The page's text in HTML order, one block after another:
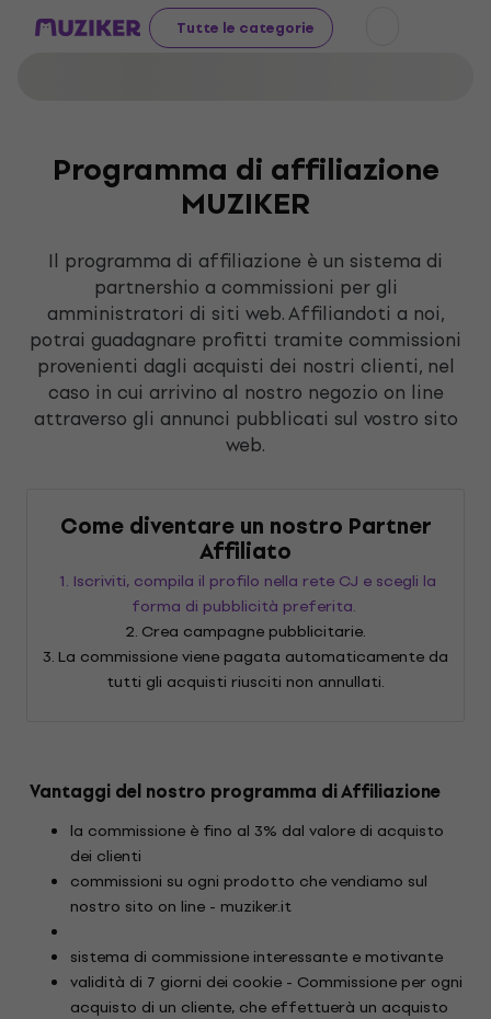
Tutte le categorie
Programma di affiliazione
MUZIKER
Il programma di affiliazione è un sistema di
partnershio a commissioni per gli
amministratori di siti web. Affiliandoti a noi,
potrai guadagnare profitti tramite commissioni
provenienti dagli acquisti dei nostri clienti, nel
caso in cui arrivino al nostro negozio on line
attraverso gli annunci pubblicati sul vostro sito
web.
Come diventare un nostro Partner
Affiliato
1. Iscriviti, compila il profilo nella rete CJ e scegli la
forma di pubblicità preferita.
2. Crea campagne pubblicitarie.
3. La commissione viene pagata automaticamente da
tutti gli acquisti riusciti non annullati.
Vantaggi del nostro programma di Affiliazione
la commissione è fino al 3% dal valore di acquisto
dei clienti
commissioni su ogni prodotto che vendiamo sul
nostro sito on line - muziker.it
sistema di commissione interessante e motivante
validità di 7 giorni dei cookie - Commissione per ogni
acquisto di un cliente, che effettuerà un acquisto